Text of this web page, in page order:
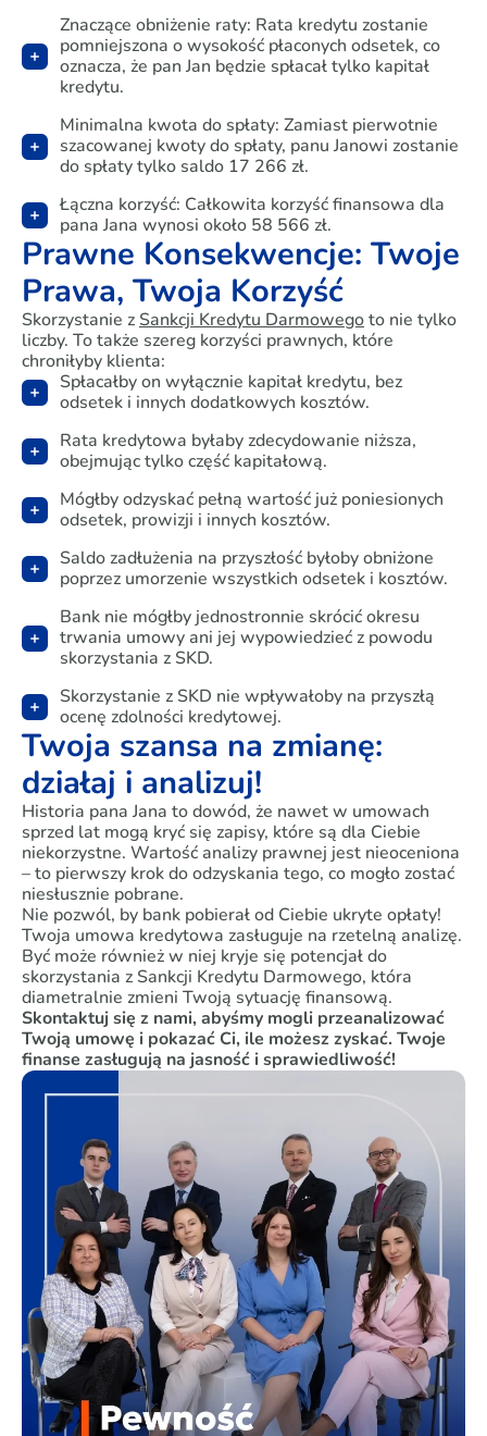
Znaczące obniżenie raty: Rata kredytu zostanie
pomniejszona o wysokość płaconych odsetek, co
oznacza, że pan Jan będzie spłacał tylko kapitał
kredytu.
Minimalna kwota do spłaty: Zamiast pierwotnie
szacowanej kwoty do spłaty, panu Janowi zostanie
do spłaty tylko saldo 17 266 zł.
Łączna korzyść: Całkowita korzyść finansowa dla
pana Jana wynosi około 58 566 zł.
Prawne Konsekwencje: Twoje
Prawa, Twoja Korzyść
Skorzystanie z Sankcji Kredytu Darmowegoto nie tylko
liczby. To także szereg korzyści prawnych, które
chroniłyby klienta:
Spłacałby on wyłącznie kapitał kredytu, bez
odsetek i innych dodatkowych kosztów.
Rata kredytowa byłaby zdecydowanie niższa,
obejmując tylko część kapitałową.
Mógłby odzyskać pełną wartość już poniesionych
odsetek, prowizji i innych kosztów.
Saldo zadłużenia na przyszłość byłoby obniżone
poprzez umorzenie wszystkich odsetek i kosztów.
Bank nie mógłby jednostronnie skrócić okresu
trwania umowy ani jej wypowiedzieć z powodu
skorzystania z SKD.
Skorzystanie z SKD nie wpływałoby na przyszłą
ocenę zdolności kredytowej.
Twoja szansa na zmianę:
działaj i analizuj!
Historia pana Jana to dowód, że nawet w umowach
sprzed lat mogą kryć się zapisy, które są dla Ciebie
niekorzystne. Wartość analizy prawnej jest nieoceniona
– to pierwszy krok do odzyskania tego, co mogło zostać
niesłusznie pobrane.
Nie pozwól, by bank pobierał od Ciebie ukryte opłaty!
Twoja umowa kredytowa zasługuje na rzetelną analizę.
Być może również w niej kryje się potencjał do
skorzystania z Sankcji Kredytu Darmowego, która
diametralnie zmieni Twoją sytuację finansową.
Skontaktuj się z nami, abyśmy mogli przeanalizować
Twoją umowę i pokazać Ci, ile możesz zyskać. Twoje
finanse zasługują na jasność i sprawiedliwość!